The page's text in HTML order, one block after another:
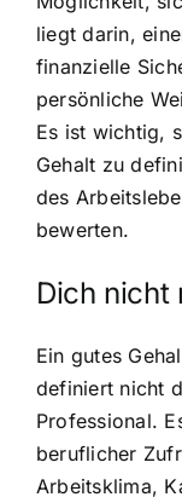
liegt darin,
finanzielle
persönliche
Es ist wichtig,
Gehalt zu
des
bewerten.
Dich nicht
Ein gutes
definiert nicht
Professional.
beruflicher
Arbeitsklima,